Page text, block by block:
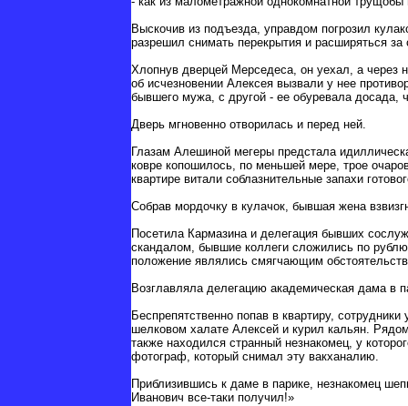
Выскочив из подъезда, управдом погрозил
разрешил снимать перекрытия и расширяться за
Хлопнув дверцей Мерседеса, он уехал, а через
об исчезновении Алексея вызвали у нее
бывшего мужа, с другой - ее обуревала досада,
Дверь мгновенно отворилась и перед ней.
Глазам Алешиной мегеры предстала
ковре копошилось, по меньшей мере, трое
квартире витали соблазнительные запахи
Собрав мордочку в кулачок, бывшая жена
Посетила Кармазина и делегация бывших
скандалом, бывшие коллеги сложились по
положение являлись смягчающим
Возглавляла делегацию академическая дама в
Беспрепятственно попав в квартиру,
шелковом халате Алексей и курил кальян.
также находился странный незнакомец, у
фотограф, который снимал эту вакханалию.
Приблизившись к даме в парике, незнакомец
Иванович все-таки получил!»